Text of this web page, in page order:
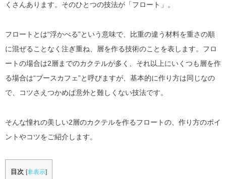
くさんあります。そのひとつの技法が「フロート」。
フロートとは“浮かべる”という意味で、比重の違う材料を重さの順
に混ぜることなく注ぎ重ね、層を作る技術のことを表します。フロ
ートの場合は2層までのカクテルが多く、それ以上にいくつも層を作
る場合は“ブースカフェ”と呼びますが、基本的に作り方は同じなの
で、コツさえつかめば意外と難しくない技法です。
そんな憧れの美しい2層のカクテルを作るフロートの、作り方のポイ
ントやコツをご紹介します。
目次 [非表示]